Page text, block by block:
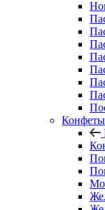
Конфеты